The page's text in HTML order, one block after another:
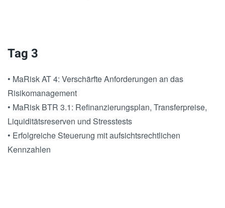
Tag 3
• MaRisk AT 4: Verschärfte Anforderungen an das
Risikomanagement
• MaRisk BTR 3.1: Refinanzierungsplan, Transferpreise,
Liquiditätsreserven und Stresstests
• Erfolgreiche Steuerung mit aufsichtsrechtlichen
Kennzahlen